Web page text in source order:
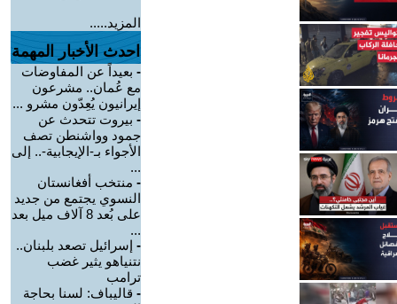
المزيد.....
احدث الأخبار المهمة
- بعيداً عن المفاوضات
مع عُمان.. مشرعون
إيرانيون يُعِدّون مشرو ...
- بيروت تتحدث عن
جمود وواشنطن تصف
الأجواء بـ-الإيجابية-.. إلى
...
- منتخب أفغانستان
النسوي يجتمع من جديد
على بُعد 8 آلاف ميل بعد
...
- إسرائيل تصعد بلبنان..
نتنياهو يثير غضب
ترامب
- قاليباف: لسنا بحاجة